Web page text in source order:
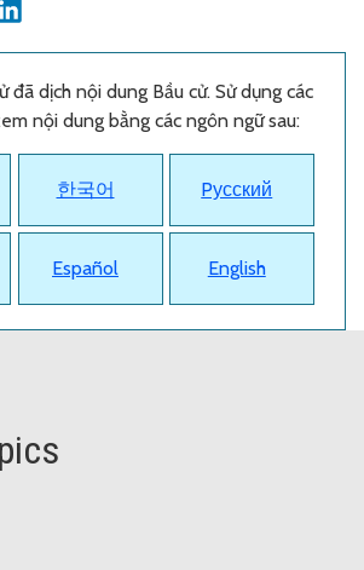
đã dịch nội dung Bầu cử. Sử dụng các
nội dung bằng các ngôn ngữ sau:
한국어 Pусский
Español English